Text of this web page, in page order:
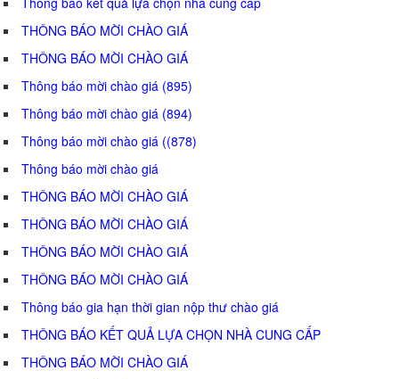
THÔNG BÁO MỜI CHÀO GIÁ
THÔNG BÁO MỜI CHÀO GIÁ
Thông báo mời chào giá (895)
Thông báo mời chào giá (894)
Thông báo mời chào giá ((878)
Thông báo mời chào giá
THÔNG BÁO MỜI CHÀO GIÁ
THÔNG BÁO MỜI CHÀO GIÁ
THÔNG BÁO MỜI CHÀO GIÁ
THÔNG BÁO MỜI CHÀO GIÁ
Thông báo gia hạn thời gian nộp thư chào giá
THÔNG BÁO KẾT QUẢ LỰA CHỌN NHÀ CUNG CẤP
THÔNG BÁO MỜI CHÀO GIÁ